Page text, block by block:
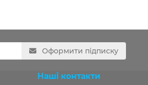
Оформити підписку
Наші контакти